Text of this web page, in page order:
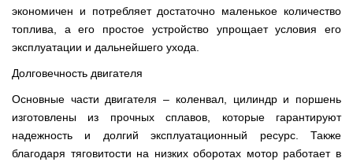
экономичен и потребляет достаточно маленькое количество
топлива, а его простое устройство упрощает условия его
эксплуатации и дальнейшего ухода.
Долговечность двигателя
Основные части двигателя – коленвал, цилиндр и поршень
изготовлены из прочных сплавов, которые гарантируют
надежность и долгий эксплуатационный ресурс. Также
благодаря тяговитости на низких оборотах мотор работает в